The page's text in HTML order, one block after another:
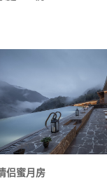
侣蜜月房